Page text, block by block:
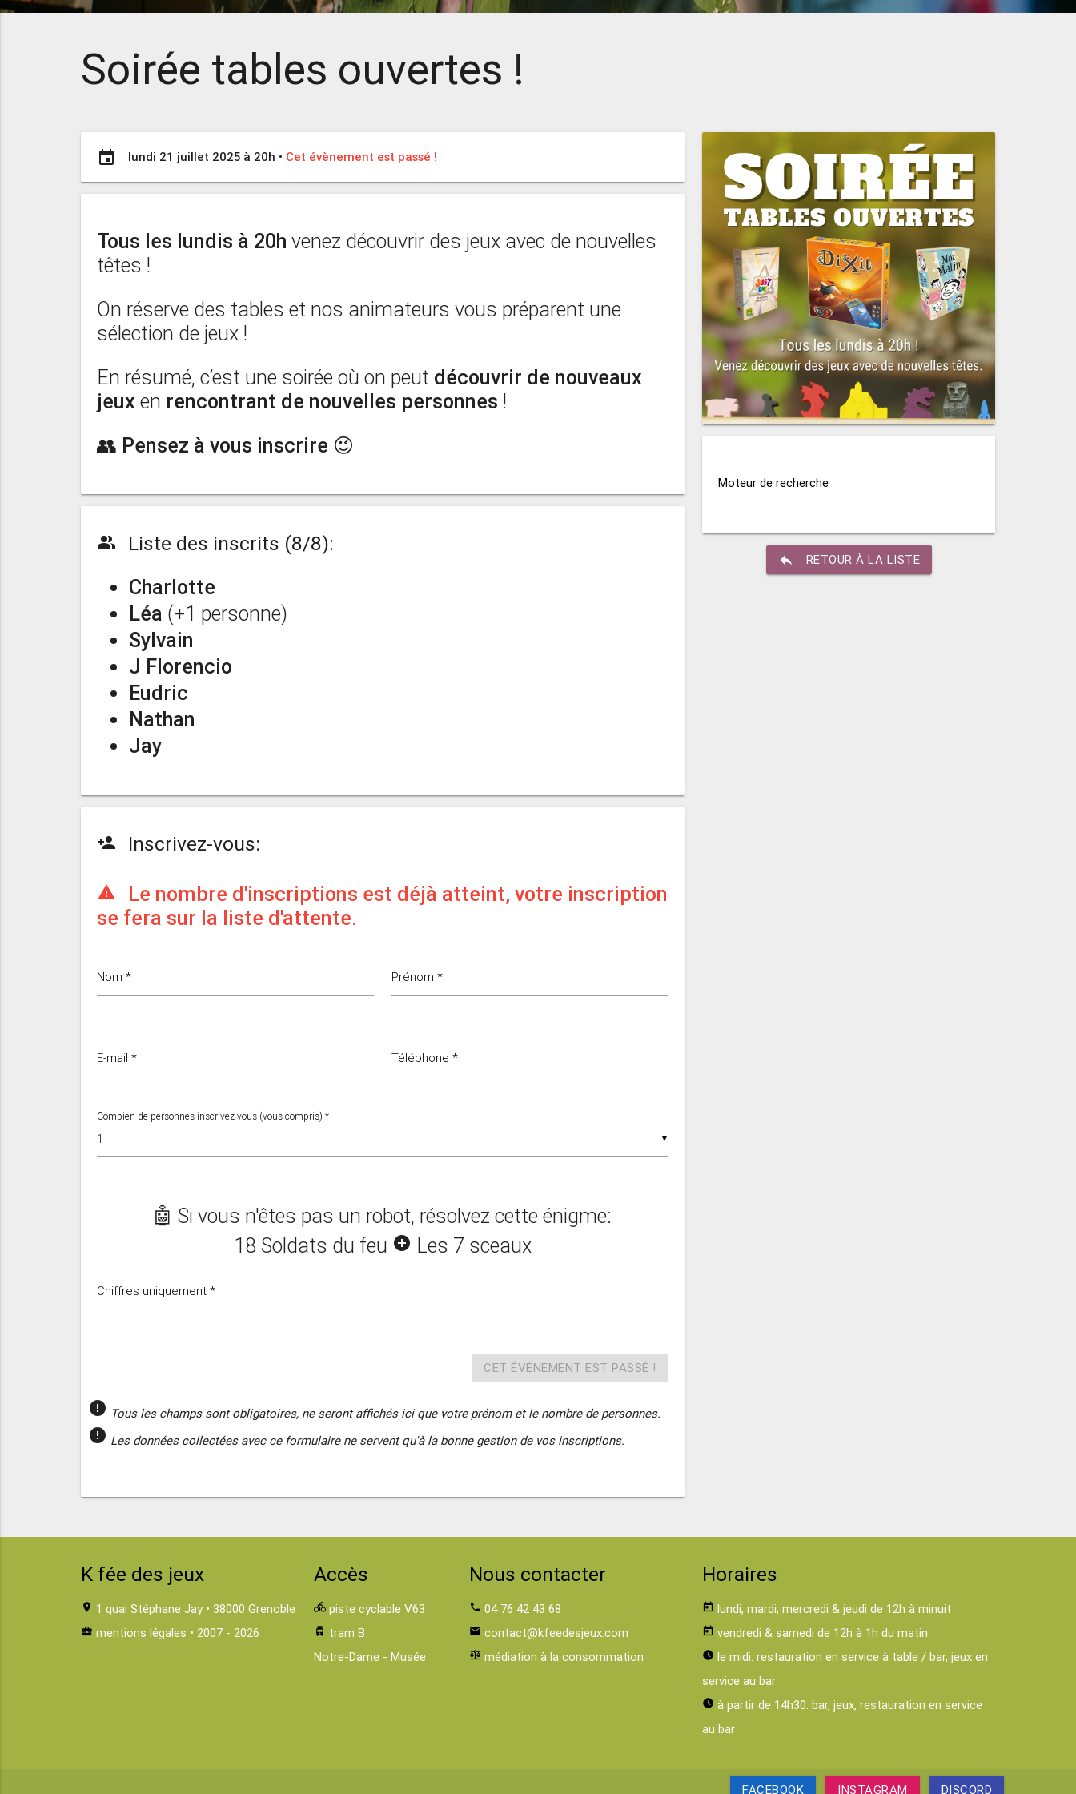
Soirée tables ouvertes !
event lundi 21 juillet 2025 à 20h • Cet évènement est passé !
Tous les lundis à 20h venez découvrir des jeux avec de nouvelles
têtes !
On réserve des tables et nos animateurs vous préparent une
sélection de jeux !
En résumé, c’est une soirée où on peut découvrir de nouveaux
jeux en rencontrant de nouvelles personnes !
👥 Pensez à vous inscrire 😉
people_alt
Liste des inscrits (8/8):
Charlotte
Léa (+1 personne)
Sylvain
J Florencio
Eudric
Nathan
Jay
person_add Inscrivez-vous:
warning
Le nombre d'inscriptions est déjà atteint, votre inscription
se fera sur la liste d'attente.
Nom * Prénom *
E-mail * Téléphone *
▼
Combien de personnes inscrivez-vous (vous compris) *
🤖 Si vous n'êtes pas un robot, résolvez cette énigme:
18 Soldats du feu add_circle Les 7 sceaux
Chiffres uniquement *
CET ÉVÈNEMENT EST PASSÉ !
error Tous les champs sont obligatoires, ne seront affichés ici que votre prénom et le nombre de personnes.
error Les données collectées avec ce formulaire ne servent qu'à la bonne gestion de vos inscriptions.
Moteur de recherche
reply RETOUR À LA LISTE
K fée des jeux
location_on 1 quai Stéphane Jay • 38000 Grenoble
business_center mentions légales • 2007 - 2026
Accès
directions_bike piste cyclable V63
tram tram B
Notre-Dame - Musée
Nous contacter
phone 04 76 42 43 68
email contact@kfeedesjeux.com
balance médiation à la consommation
Horaires
today lundi, mardi, mercredi & jeudi de 12h à minuit
today vendredi & samedi de 12h à 1h du matin
watch_later le midi: restauration en service à table / bar, jeux en
service au bar
watch_later à partir de 14h30: bar, jeux, restauration en service
au bar
FACEBOOK INSTAGRAM DISCORD